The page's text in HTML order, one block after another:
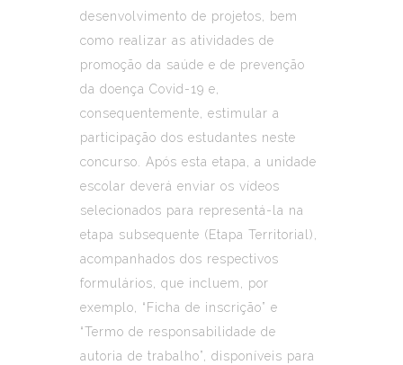
desenvolvimento de projetos, bem
como realizar as atividades de
promoção da saúde e de prevenção
da doença Covid-19 e,
consequentemente, estimular a
participação dos estudantes neste
concurso. Após esta etapa, a unidade
escolar deverá enviar os vídeos
selecionados para representá-la na
etapa subsequente (Etapa Territorial),
acompanhados dos respectivos
formulários, que incluem, por
exemplo, “Ficha de inscrição” e
“Termo de responsabilidade de
autoria de trabalho”, disponíveis para